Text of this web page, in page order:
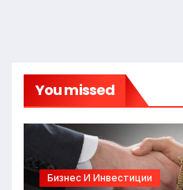
You missed
Бизнес И Инвестиции